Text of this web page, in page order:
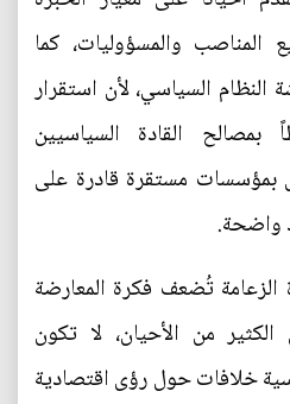
المناصب والمسؤوليات، كما
السياسي، لأن استقرار
بمصالح القادة السياسيين
بمؤسسات مستقرة قادرة على
واضحة.
تُضعف فكرة المعارضة
من الأحيان، لا تكون
خلافات حول رؤى اقتصادية